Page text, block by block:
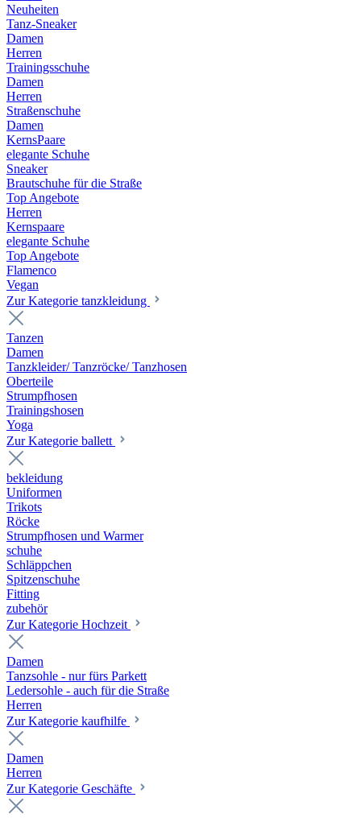
Neuheiten
Tanz-Sneaker
Damen
Herren
Trainingsschuhe
Damen
Herren
Straßenschuhe
Damen
KernsPaare
elegante Schuhe
Sneaker
Brautschuhe für die Straße
Top Angebote
Herren
Kernspaare
elegante Schuhe
Top Angebote
Flamenco
Vegan
Zur Kategorie tanzkleidung
Tanzen
Damen
Tanzkleider/ Tanzröcke/ Tanzhosen
Oberteile
Strumpfhosen
Trainingshosen
Yoga
Zur Kategorie ballett
bekleidung
Uniformen
Trikots
Röcke
Strumpfhosen und Warmer
schuhe
Schläppchen
Spitzenschuhe
Fitting
zubehör
Zur Kategorie Hochzeit
Damen
Tanzsohle - nur fürs Parkett
Ledersohle - auch für die Straße
Herren
Zur Kategorie kaufhilfe
Damen
Herren
Zur Kategorie Geschäfte